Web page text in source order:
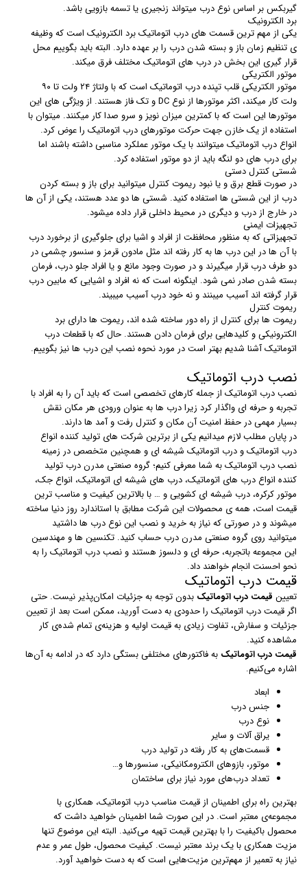
گیربکس بر اساس نوع درب میتواند زنجیری یا تسمه بازویی باشد.
برد الکترونیک
یکی از مهم ترین قسمت های درب اتوماتیک برد الکترونیک است که وظیفه
ی تنظیم زمان باز و بسته شدن درب را بر عهده دارد. البته باید بگوییم محل
قرار گیری این بخش در درب های اتوماتیک مختلف فرق میکند.
موتور الکتریکی
موتور الکتریکی قلب تپنده درب اتوماتیک است که با ولتاژ ۲۴ ولت تا ۹۰
ولت کار میکند، اکثر موتورها از نوع DC و تک فاز هستند. از ویژگی های این
موتورها این است که با کمترین میزان نویز و سرو صدا کار میکنند. میتوان با
استفاده از یک خازن جهت حرکت موتورهای درب اتوماتیک را عوض کرد.
انواع درب اتوماتیک میتوانند با یک موتور عملکرد مناسبی داشته باشند اما
برای درب های دو لنگه باید از دو موتور استفاده کرد.
شستی کنترل دستی
در صورت قطع برق و یا نبود ریموت کنترل میتوانید برای باز و بسته کردن
درب از این شستی ها استفاده کنید. شستی ها دو عدد هستند، یکی از آن ها
در خارج از درب و دیگری در محیط داخلی قرار داده میشود.
تجهیزات ایمنی
تجهیزاتی که به منظور محافظت از افراد و اشیا برای جلوگیری از برخورد درب
با آن ها در این درب ها به کار رفته اند مثل مادون قرمز و سنسور چشمی در
دو طرف درب قرار میگیرند و در صورت وجود مانع و یا افراد جلو درب، فرمان
بسته شدن صادر نمی شود. اینگونه است که نه افراد و اشیایی که مابین درب
قرار گرفته اند آسیب میبنند و نه خود درب آسیب میبیند.
ریموت کنترل
ریموت ها برای کنترل از راه دور ساخته شده اند، ریموت ها دارای برد
الکترونیکی و کلیدهایی برای فرمان دادن هستند. حال که با قطعات درب
اتوماتیک آشنا شدیم بهتر است در مورد نحوه نصب این درب ها نیز بگوییم.
نصب درب اتوماتیک
نصب درب اتوماتیک از جمله کارهای تخصصی است که باید آن را به افراد با
تجربه و حرفه ای واگذار کرد زیرا درب ها به عنوان ورودی هر مکان نقش
بسیار مهمی در حفظ امنیت آن مکان و کنترل رفت و آمد ها دارند.
در پایان مطلب لازم میدانیم یکی از برترین شرکت های تولید کننده انواع
درب اتوماتیک و درب اتوماتیک شیشه ای و همچنین متخصص در زمینه
نصب درب اتوماتیک به شما معرفی کنیم؛ گروه صنعتی مدرن درب تولید
کننده انواع درب های اتوماتیک، درب های شیشه ای اتوماتیک، انواع جک،
موتور کرکره، درب شیشه ای کشویی و … با بالاترین کیفیت و مناسب ترین
قیمت است، همه ی محصولات این شرکت مطابق با استاندارد روز دنیا ساخته
میشوند و در صورتی که نیاز به خرید و نصب این نوع درب ها داشتید
میتوانید روی گروه صنعتی مدرن درب حساب کنید. تکنسین ها و مهندسین
این مجموعه باتجربه، حرفه ای و دلسوز هستند و نصب درب اتوماتیک را به
نحو احسنت انجام خواهند داد.
قیمت درب اتوماتیک
تعیین قیمت درب اتوماتیک بدون توجه به جزئیات امکان‌پذیر نیست. حتی
اگر قیمت درب اتوماتیک را حدودی به دست آورید،‌ ممکن است بعد از تعیین
جزئیات و سفارش، تفاوت زیادی به قیمت اولیه و هزینه‌ی تمام شده‌ی کار
مشاهده کنید.
قیمت درب اتوماتیک به فاکتورهای مختلفی بستگی دارد که در ادامه به آن‌ها
اشاره می‌کنیم.
ابعاد
جنس درب
نوع درب
یراق آلات و سایر
قسمت‌های به کار رفته در تولید درب
موتور،‌ بازوهای الکترومکانیکی، سنسورها و…
تعداد درب‌های مورد نیاز برای ساختمان
بهترین راه برای اطمینان از قیمت مناسب درب اتوماتیک، همکاری با
مجموعه‌ی معتبر است. در این صورت شما اطمینان خواهید داشت که
محصول باکیفیت را با بهترین قیمت تهیه می‌کنید. البته این موضوع تنها
مزیت همکاری با یک برند معتبر نیست. کیفیت محصول، طول عمر و عدم
نیاز به تعمیر از مهم‌ترین مزیت‌هایی است که به دست خواهید آورد.